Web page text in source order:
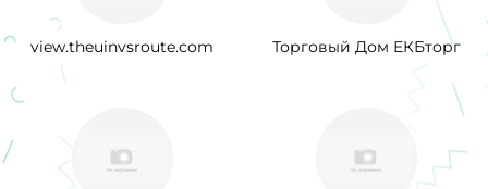
view.theuinvsroute.com Торговый Дом ЕКБторг